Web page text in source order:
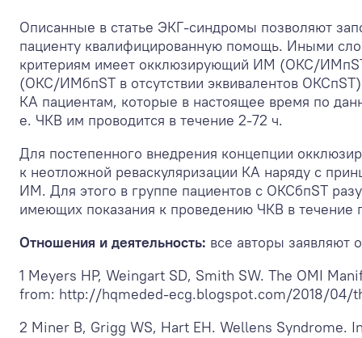
Описанные в статье ЭКГ-синдромы позволяют
пациенту квалифицированную помощь. Иными
критериям имеет окклюзирующий ИМ (ОКС/
(ОКС/ИМбпST в отсутствии эквивалентов
КА пациентам, которые в настоящее время по
е. ЧКВ им проводится в течение 2-72 ч.
Для постепенного внедрения концепции
к неотложной реваскуляризации КА наряду с
ИМ. Для этого в группе пациентов с ОКСбпST
имеющих показания к проведению ЧКВ в течение
Отношения и деятельность: все авторы заявляют
1 Meyers HP, Weingart SD, Smith SW. The OMI
from: http://hqmeded-ecg.blogspot.com/2018/04/
2 Miner B, Grigg WS, Hart EH. Wellens Syndrome.